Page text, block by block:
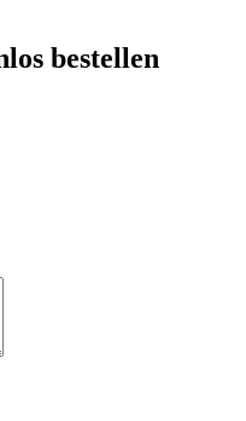
bestellen